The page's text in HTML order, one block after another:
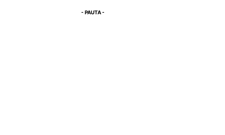
- PAUTA -